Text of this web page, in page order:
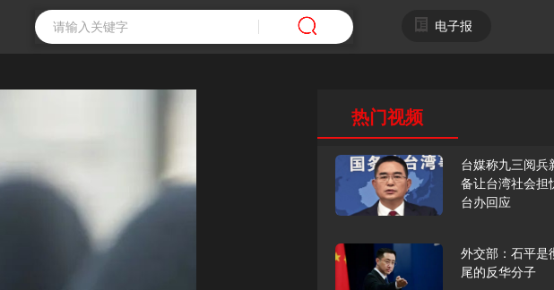
电子报
热门视频
台媒称九三阅兵
备让台湾社会担
台办回应
外交部：石平是
尾的反华分子